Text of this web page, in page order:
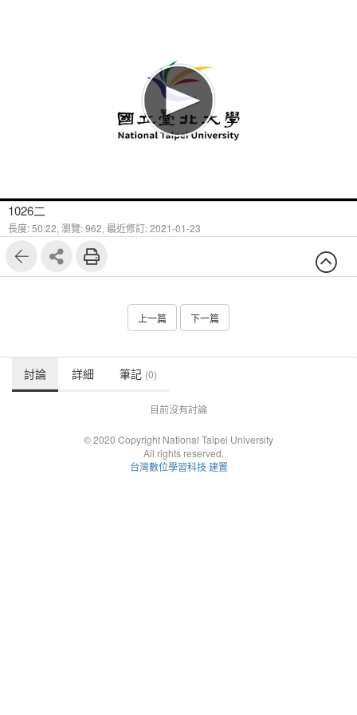
1026二
長度: 50:22, 瀏覽: 962, 最近修訂: 2021-01-23
上一篇 下一篇
討論 詳細 筆記 (0)
目前沒有討論
© 2020 Copyright National Taipei University
All rights reserved.
台灣數位學習科技 建置